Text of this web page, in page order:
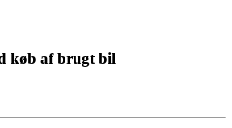
køb af brugt bil